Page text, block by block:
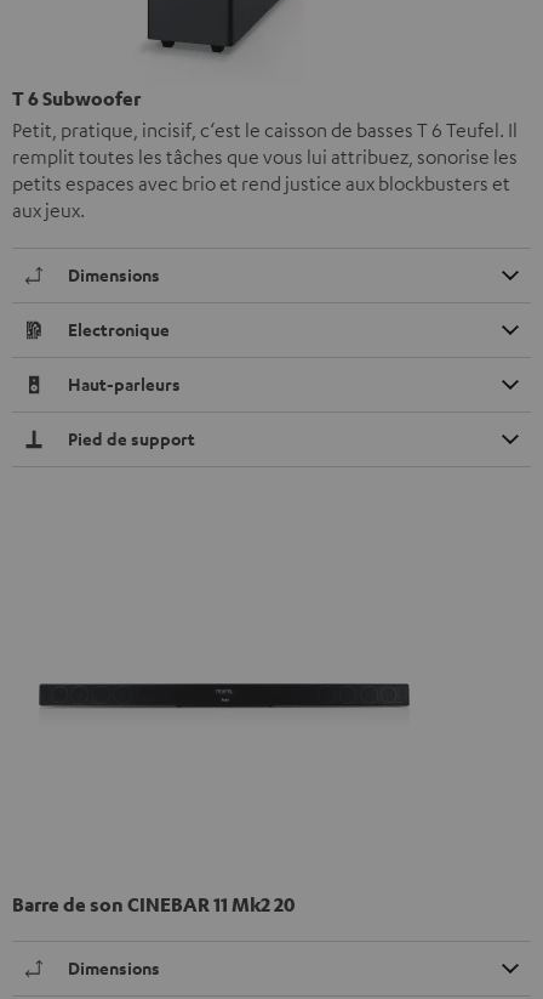
T 6 Subwoofer
Petit, pratique, incisif, c‘est le caisson de basses T 6 Teufel. Il
remplit toutes les tâches que vous lui attribuez, sonorise les
petits espaces avec brio et rend justice aux blockbusters et
aux jeux.
Dimensions
Electronique
Haut-parleurs
Pied de support
Barre de son CINEBAR 11 Mk2 20
Dimensions